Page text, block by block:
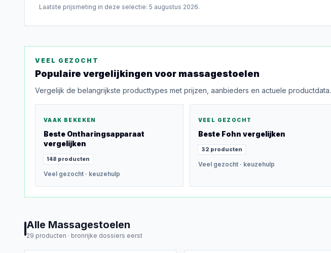
Laatste prijsmeting in deze selectie: 5 augustus 2026.
VEEL GEZOCHT
Populaire vergelijkingen voor massagestoelen
Vergelijk de belangrijkste producttypes met prijzen, aanbieders en actuele productdata.
VAAK BEKEKEN
Beste Ontharingsapparaat
vergelijken
148 producten
Veel gezocht · keuzehulp
VEEL GEZOCHT
Beste Fohn vergelijken
32 producten
Veel gezocht· keuzehulp
Alle Massagestoelen
29 producten · bronrijke dossiers eerst